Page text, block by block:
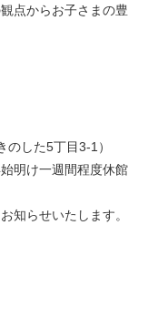
点からお子さまの豊
した5丁目3-1）
明け一週間程度休館
知らせいたします。